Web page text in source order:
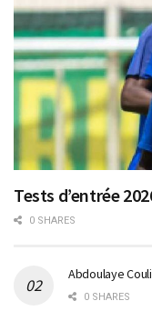
Tests d’entrée
0 SHARES
Abdoulaye
0 SHARES